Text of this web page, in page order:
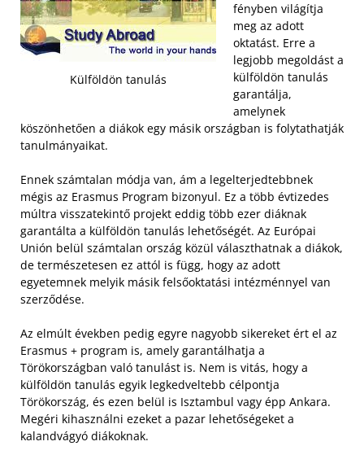
Külföldön tanulás
fényben világítja
meg az adott
oktatást. Erre a
legjobb megoldást a
külföldön tanulás
garantálja,
amelynek
köszönhetően a diákok egy másik országban is folytathatják
tanulmányaikat.
Ennek számtalan módja van, ám a legelterjedtebbnek
mégis az Erasmus Program bizonyul. Ez a több évtizedes
múltra visszatekintő projekt eddig több ezer diáknak
garantálta a külföldön tanulás lehetőségét. Az Európai
Unión belül számtalan ország közül választhatnak a diákok,
de természetesen ez attól is függ, hogy az adott
egyetemnek melyik másik felsőoktatási intézménnyel van
szerződése.
Az elmúlt években pedig egyre nagyobb sikereket ért el az
Erasmus + program is, amely garantálhatja a
Törökországban való tanulást is. Nem is vitás, hogy a
külföldön tanulás egyik legkedveltebb célpontja
Törökország, és ezen belül is Isztambul vagy épp Ankara.
Megéri kihasználni ezeket a pazar lehetőségeket a
kalandvágyó diákoknak.